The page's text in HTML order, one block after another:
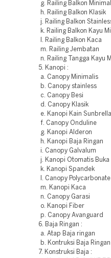
g. Railing Balkon
h. Railing Balkon Klasik
j. Railing Balkon
k. Railing Balkon Kayu
l. Railing Balkon Kaca
m. Railing Jembatan
n. Railing Tangga Kayu
5. Kanopi :
a. Canopy Minimalis
b. Canopy stainless
c. Canopy Besi
d. Canopy Klasik
e. Kanopi Kain Sunbrella
f. Canopy Onduline
g. Kanopi Alderon
h. Kanopi Baja Ringan
i. Canopy Galvalum
j. Kanopi Otomatis Buka
k. Kanopi Spandek
l. Canopy Polycarbonate
m. Kanopi Kaca
n. Canopy Garasi
o. Kanopi Fiber
p. Canopy Avanguard
6. Baja Ringan :
a. Atap Baja ringan
b. Kontruksi Baja Ringan
7. Konstruksi Baja :